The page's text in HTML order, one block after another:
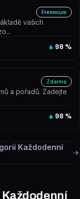
Freemium
vašich
98 %
Zdarma
a pořadů. Zadejte
98 %
Každodenní